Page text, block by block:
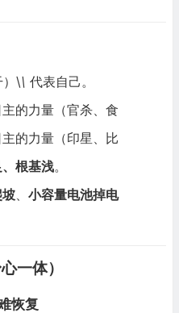
）\\ 代表自己。
的力量（官杀、食
的力量（印星、比
根基浅。
、 小容量电池掉电
一体）
恢复